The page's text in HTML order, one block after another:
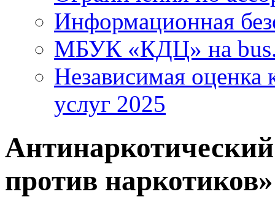
Информационная
МБУК «КДЦ» на
Независимая оценка
услуг 2025
против наркотиков»